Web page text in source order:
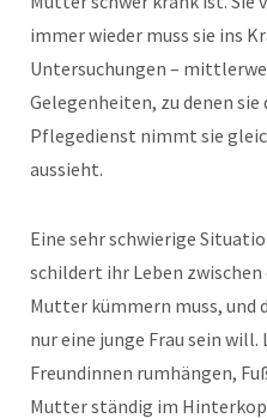
immer wieder muss sie ins
Untersuchungen –
Gelegenheiten, zu denen sie
Pflegedienst nimmt sie
aussieht.
Eine sehr schwierige
schildert ihr Leben zwischen
Mutter kümmern muss, und
nur eine junge Frau sein
Freundinnen rumhängen,
Mutter ständig im